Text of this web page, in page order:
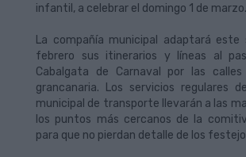
infantil, a celebrar el domingo 1 de marzo.
La compañía municipal adaptará este
febrero sus itinerarios y líneas al
Cabalgata de Carnaval por las
grancanaria. Los servicios regulares
municipal de transporte llevarán a las
los puntos más cercanos de la
para que no pierdan detalle de los